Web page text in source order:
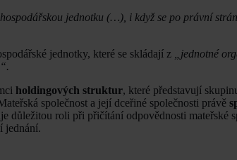
hospodářskou jednotku (…), i když se po právní
jednotky, které se skládají z
„jednotné
holdingových struktur, které představují
společnost a její dceřiné společnosti právě
důležitou roli při přičítání odpovědnosti mateřské
jednání.